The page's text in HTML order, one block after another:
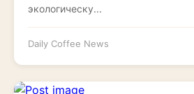
экологическу...
Daily Coffee News